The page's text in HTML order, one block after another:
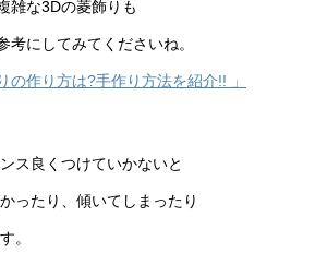
雑な3Dの菱飾りも
考にしてみてくださいね。
の作り方は?手作り方法を紹介!! 」
ス良くつけていかないと
ったり、傾いてしまったり
。